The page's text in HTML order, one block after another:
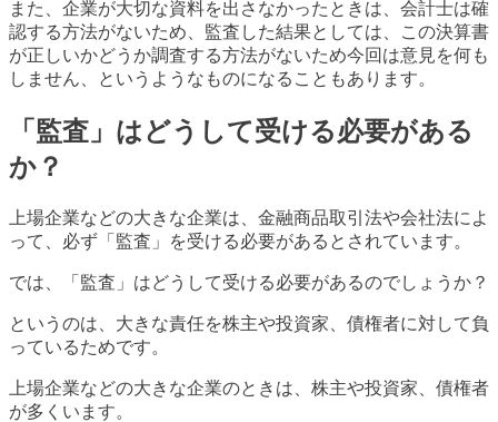
また、企業が大切な資料を出さなかったときは、会計士は確
認する方法がないため、監査した結果としては、この決算書
が正しいかどうか調査する方法がないため今回は意見を何も
しません、というようなものになることもあります。
「監査」はどうして受ける必要がある
か？
上場企業などの大きな企業は、金融商品取引法や会社法によ
って、必ず「監査」を受ける必要があるとされています。
では、「監査」はどうして受ける必要があるのでしょうか？
というのは、大きな責任を株主や投資家、債権者に対して負
っているためです。
上場企業などの大きな企業のときは、株主や投資家、債権者
が多くいます。